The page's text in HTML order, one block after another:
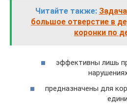
Читайте также:
большое отверстие в
коронки по
эффективны лишь
предназначены для